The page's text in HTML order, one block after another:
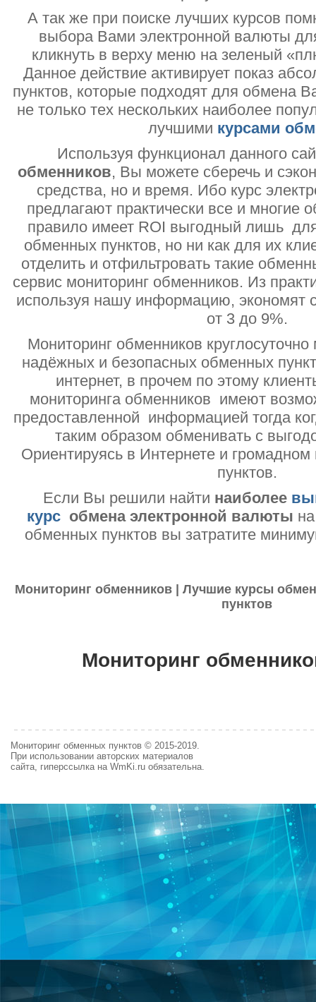
А так же при поиске лучших курсов
выбора Вами электронной валюты
кликнуть в верху меню на зеленый
Данное действие активирует показ
пунктов, которые подходят для обмена
не только тех нескольких наиболее
лучшими курсами
Используя функционал данного
обменников, Вы можете сберечь и
средства, но и время. Ибо курс
предлагают практически все и многие
правило имеет ROI выгодный лишь
обменных пунктов, но ни как для их
отделить и отфильтровать такие
сервис мониторинг обменников. Из
используя нашу информацию, экономят
от 3 до 9%.
Мониторинг обменников круглосуточно
надёжных и безопасных обменных
интернет, в прочем по этому
мониторинга обменников имеют
предоставленной информацией тогда
таким образом обменивать с
Ориентируясь в Интернете и
пунктов.
Если Вы решили найти наиболее
курс обмена электронной валюты
обменных пунктов вы затратите
Мониторинг обменников | Лучшие курсы
пунктов
Мониторинг
Мониторинг обменных пунктов © 2015-2019.
При использовании авторских материалов
сайта, гиперссылка на WmKi.ru обязательна.